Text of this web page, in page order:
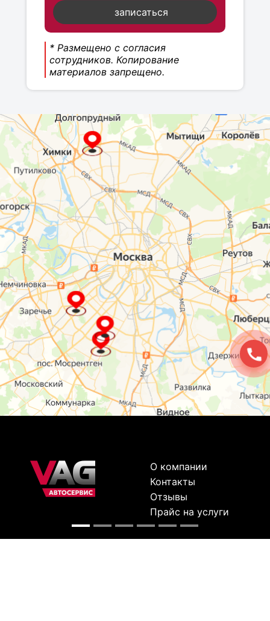
записаться
* Размещено с согласия
сотрудников. Копирование
материалов запрещено.
О компании
Контакты
Отзывы
Прайс на услуги